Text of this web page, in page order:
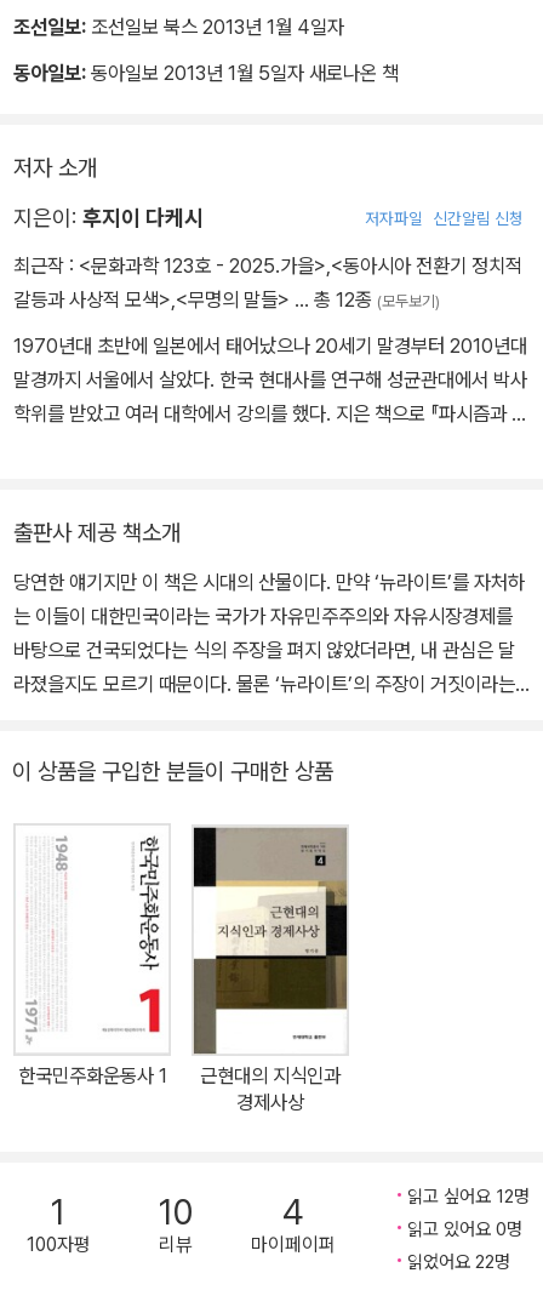
조선일보: 조선일보 북스 2013년 1월 4일자
동아일보: 동아일보 2013년 1월 5일자 새로나온 책
저자 소개
지은이: 후지이 다케시 저자파일 신간알림 신청
최근작 : <문화과학 123호 - 2025.가을> <동아시아 전환기 정치적
갈등과 사상적 모색> <무명의 말들> … 총 12종 (모두보기)
1970년대 초반에 일본에서 태어났으나 20세기 말경부터 2010년대
말경까지 서울에서 살았다. 한국 현대사를 연구해 성균관대에서 박사
학위를 받았고 여러 대학에서 강의를 했다. 지은 책으로 『파시즘과 제
출판사 제공 책소개
당연한 얘기지만 이 책은 시대의 산물이다. 만약 ‘뉴라이트’를 자처하
는 이들이 대한민국이라는 국가가 자유민주주의와 자유시장경제를
바탕으로 건국되었다는 식의 주장을 펴지 않았더라면, 내 관심은 달
라졌을지도 모르기 때문이다. 물론 ‘뉴라이트’의 주장이 거짓이라는
보지는 않으리라는 예상이 그들의 뻔한 거짓말을 가능하게 했다면,
이는 쉽게 넘어갈 문제가 아니다. 대한민국이라는 국가가 지닌 역사
성을 더 이상 생각하지 말자고 권유하는 그들에게는 영원한 ‘현재’만
이 중요하겠지만 다른 사회, 다른 세계를 꿈꾸기 위해서는 ‘역사’가 필
요하다. -책머리에 중에서 대한민국 최초의 국시는 반反자본주의였
다! 이승만 정권 초기,해방 8년의 정치공간을 해부한다 대한민국이라
는 국가의 성격을 어떻게 보아야 할까. 이 물음은 한국 현대사를 생각
할 때 피해 갈 수 없는 근본적인 질문일 것이다. 본격적인 한국 현대사
연구가 시작된 1980년대 중후반부터 90년대까지, 대한민국을 냉전
의 결과 탄생한 친미반공국가로 보고 민족주의적인 입장에서 비판하
주의와 자유시장경제를 선택했기 때문에, 즉 친미반공국가였기 때문
에 성공했다는 주장이 등장하기 시작했다. 두 입장은 얼핏 상반된 것
처럼 보이지만, 양자 모두 대한민국의 탄생을 ‘친미반공’ ‘친자본주
이 상품을 구입한 분들이 구매한 상품
한국민주화운동사 1
근현대의 지식인과
경제사상
1
100자평
10
리뷰
4
마이페이퍼
읽고 싶어요 12명
읽고 있어요 0명
읽었어요 22명